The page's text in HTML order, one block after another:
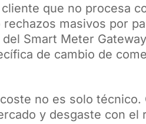
que no procesa
masivos por
Smart Meter
de cambio de
no es solo
y desgaste con el